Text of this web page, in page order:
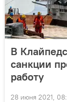
В
санкции
работу
28 июня 2021,